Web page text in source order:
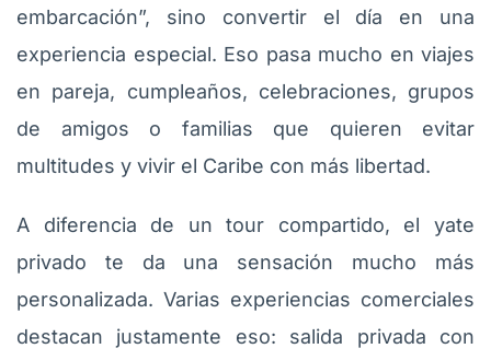
embarcación”, sino convertir el día en una
experiencia especial. Eso pasa mucho en viajes
en pareja, cumpleaños, celebraciones, grupos
de amigos o familias que quieren evitar
multitudes y vivir el Caribe con más libertad.
A diferencia de un tour compartido, el yate
privado te da una sensación mucho más
personalizada. Varias experiencias comerciales
destacan justamente eso: salida privada con